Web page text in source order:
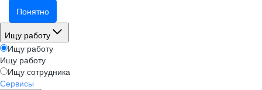
Понятно
Ищу работу
Ищу работу
Ищу работу
Ищу сотрудника
Сервисы